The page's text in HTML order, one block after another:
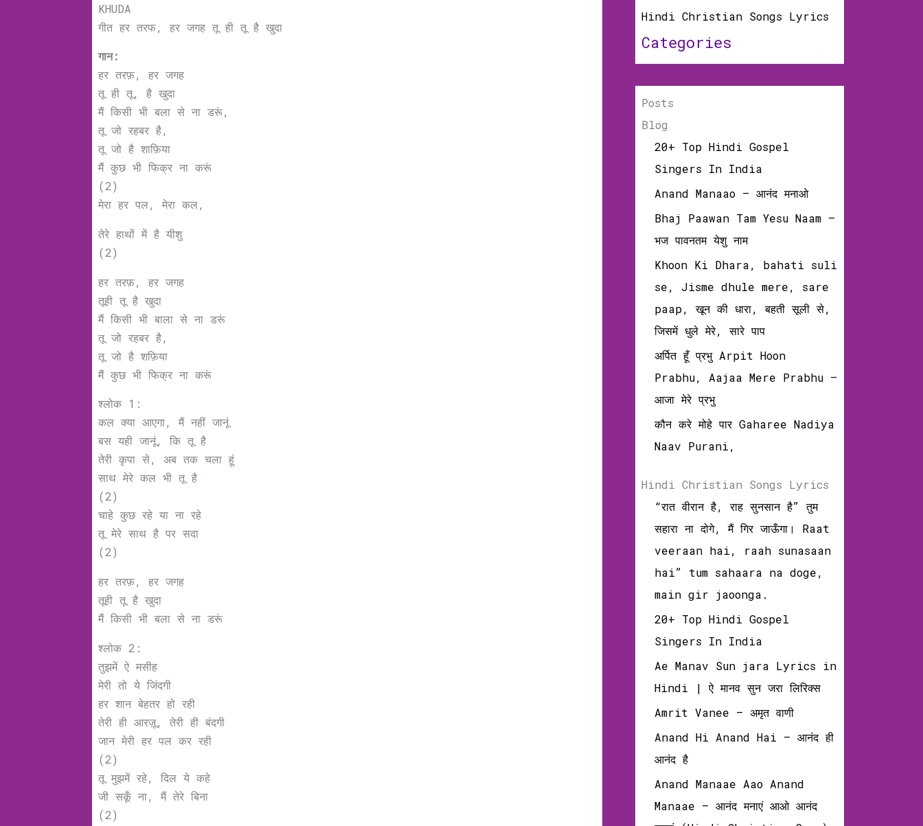
KHUDA
गीत हर तरफ, हर जगह तू ही तू है खुदा
गान:
हर तरफ़, हर जगह
तू ही तू, है खुदा
मैं किसी भी बला से ना डरूं,
तू जो रहबर है,
तू जो है शाफ़िया
मैं कुछ भी फिक्र ना करूं
(2)
मेरा हर पल, मेरा कल,
तेरे हाथों में है यीशु
(2)
हर तरफ़, हर जगह
तूही तू है खुदा
मैं किसी भी बाला से ना डरूं
तू जो रहबर है,
तू जो है शफ़िया
मैं कुछ भी फिक्र ना करूं
श्लोक 1:
कल क्या आएगा, मैं नहीं जानूं
बस यही जानूं, कि तू है
तेरी कृपा से, अब तक चला हूं
साथ मेरे कल भी तू है
(2)
चाहे कुछ रहे या ना रहे
तू मेरे साथ है पर सदा
(2)
हर तरफ़, हर जगह
तूही तू है खुदा
मैं किसी भी बला से ना डरूं
श्लोक 2:
तुझमें ऐ मसीह
मेरी तो ये जिंदगी
हर शान बेहतर हो रही
तेरी ही आरज़ू, तेरी ही बंदगी
जान मेरी हर पल कर रही
(2)
तू मुझमें रहे, दिल ये कहे
जी सकूँ ना, मैं तेरे बिना
(2)
Hindi Christian Songs Lyrics
Categories
Posts
Blog
20+ Top Hindi Gospel
Singers In India
Anand Manaao – आनंद मनाओ
Bhaj Paawan Tam Yesu Naam –
भज पावनतम येशु नाम
Khoon Ki Dhara, bahati suli
se, Jisme dhule mere, sare
paap, खून की धारा, बहती सूली से,
जिसमें धुले मेरे, सारे पाप
अर्पित हूँ प्रभु Arpit Hoon
Prabhu, Aajaa Mere Prabhu –
आजा मेरे प्रभु
कौन करे मोहे पार Gaharee Nadiya
Naav Purani,
Hindi Christian Songs Lyrics
“रात वीरान है, राह सुनसान है” तुम
सहारा ना दोगे, मैं गिर जाऊँगा। Raat
veeraan hai, raah sunasaan
hai” tum sahaara na doge,
main gir jaoonga.
20+ Top Hindi Gospel
Singers In India
Ae Manav Sun jara Lyrics in
Hindi | ऐ मानव सुन जरा लिरिक्‍स
Amrit Vanee – अमृत वाणी
Anand Hi Anand Hai – आनंद ही
आनंद है
Anand Manaae Aao Anand
Manaae – आनंद मनाएं आओ आनंद